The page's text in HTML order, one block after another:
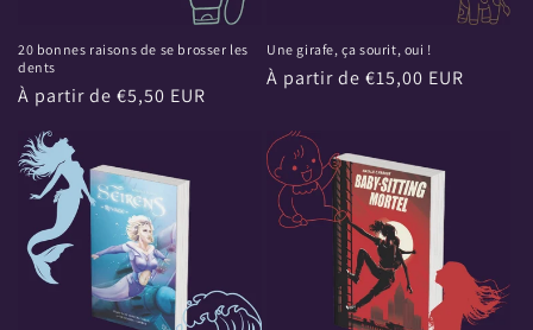
20 bonnes raisons de se brosser les
dents
Prix
À partir de €5,50 EUR
Une girafe, ça sourit, oui !
Prix
À partir de €15,00 EUR